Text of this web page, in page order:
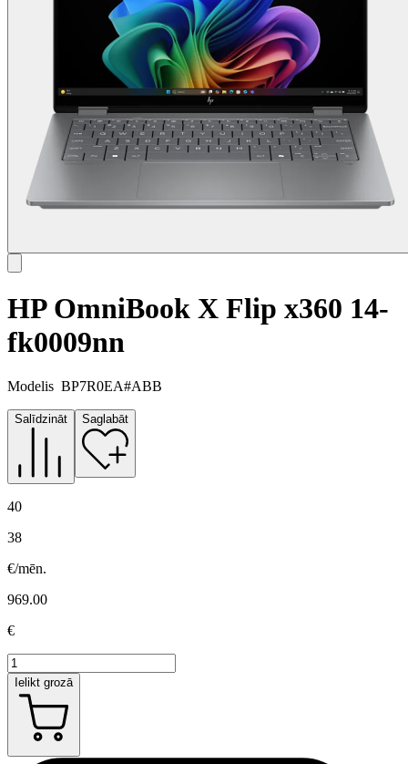
HP OmniBook X Flip x360 14-
fk0009nn
Modelis BP7R0EA#ABB
Salīdzināt Saglabāt
40
38
€/mēn.
969.00
€
Ielikt grozā